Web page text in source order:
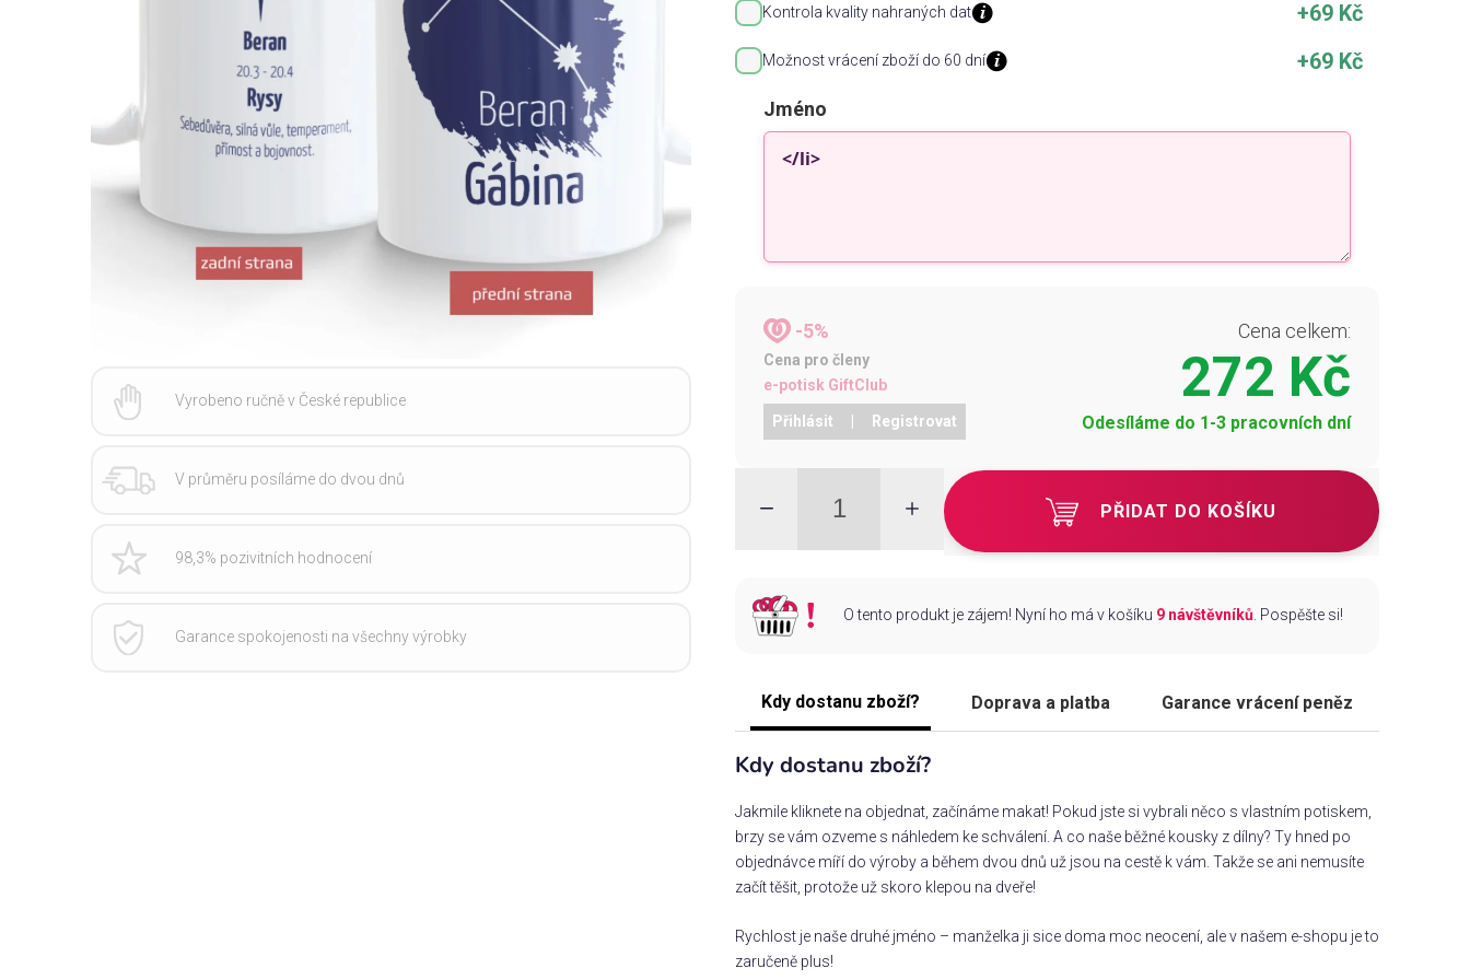
Kontrola kvality nahraných dat +69 Kč
Možnost vrácení zboží do 60 dní +69 Kč
Jméno
-5%
Cena pro členy
e-potisk GiftClub
Přihlásit Registrovat
Cena celkem:
272 Kč
Odesíláme do 1-3 pracovních dní
PŘIDAT DO KOŠÍKU
O tento produkt je zájem! Nyní ho má v košíku 9 návštěvníků. Pospěšte si!
Kdy dostanu zboží? Doprava a platba Garance vrácení peněz
Kdy dostanu zboží?
Jakmile kliknete na objednat, začínáme makat! Pokud jste si vybrali něco s vlastním potiskem,
brzy se vám ozveme s náhledem ke schválení. A co naše běžné kousky z dílny? Ty hned po
objednávce míří do výroby a během dvou dnů už jsou na cestě k vám. Takže se ani nemusíte
začít těšit, protože už skoro klepou na dveře!
Rychlost je naše druhé jméno – manželka ji sice doma moc neocení, ale v našem e-shopu je to
zaručeně plus!
Vyrobeno ručně v České republice
V průměru posíláme do dvou dnů
98,3% pozivitních hodnocení
Garance spokojenosti na všechny výrobky